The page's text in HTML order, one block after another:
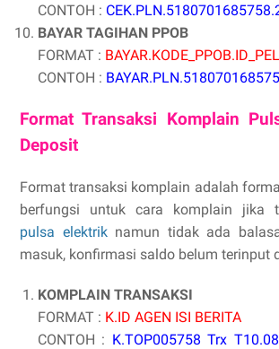
CONTOH :
BAYAR TAGIHAN PPOB
FORMAT :
CONTOH :
Format Transaksi Komplain
Deposit
Format transaksi komplain adalah
berfungsi untuk cara komplain jika
pulsa elektriknamun tidak ada
masuk, konfirmasi saldo belum terinput
KOMPLAIN TRANSAKSI
FORMAT : K.ID AGEN ISI BERITA
CONTOH : K.TOP005758 Trx